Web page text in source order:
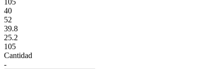
40
52
39.8
25.2
105
Cantidad
-